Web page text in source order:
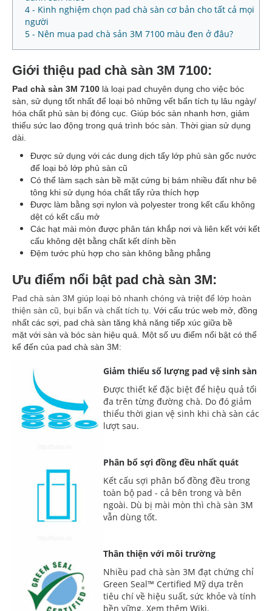
4 - Kinh nghiệm chọn pad chà sàn cơ bản cho tất cả mọi
người
5 - Nên mua pad chà sản 3M 7100 màu đen ở đâu?
Giới thiệu pad chà sàn 3M 7100:
Pad chà sàn 3M 7100 là loại pad chuyên dụng cho việc bóc
sàn, sử dụng tốt nhất để loại bỏ những vết bẩn tích tụ lâu ngày/
hóa chất phủ sàn bị đóng cục. Giúp bóc sàn nhanh hơn, giảm
thiểu sức lao động trong quá trình bóc sàn. Thời gian sử dụng
dài.
Được sử dụng với các dung dịch tẩy lớp phủ sàn gốc nước
để loại bỏ lớp phủ sàn cũ
Có thể làm sạch sàn bề mặt cứng bị bám nhiều đất như bê
tông khi sử dụng hóa chất tẩy rửa thích hợp
Được làm bằng sợi nylon và polyester trong kết cấu không
dệt có kết cấu mở
Các hạt mài mòn được phân tán khắp nơi và liên kết với kết
cấu không dệt bằng chất kết dính bền
Đệm tước phù hợp cho sàn không bằng phẳng
Ưu điểm nổi bật pad chà sàn 3M:
Pad chà sàn 3M giúp loại bỏ nhanh chóng và triệt để lớp hoàn
thiện sàn cũ, bụi bẩn và chất tích tụ. Với cấu trúc web mở, đồng
nhất các sợi, pad chà sàn tăng khả năng tiếp xúc giữa bề
mặt với sàn và bóc sàn hiệu quả. Một số ưu điểm nổi bật có thể
kể đến của pad chà sàn 3M:
Giảm thiểu số lượng pad vệ sinh sàn
Được thiết kế đặc biệt để hiệu quả tối
đa trên từng đường chà. Do đó giảm
thiểu thời gian vệ sinh khi chà sàn các
lượt sau.
Phân bổ sợi đồng đều nhất quát
Kết cấu sợi phân bố đồng đều trong
toàn bộ pad - cả bên trong và bên
ngoài. Dù bị mài mòn thì chà sàn 3M
vẫn dùng tốt.
Thân thiện với môi trường
Nhiều pad chà sàn 3M đạt chứng chỉ
Green Seal™ Certified Mỹ dựa trên
tiêu chí về hiệu suất, sức khỏe và tính
bền vững. Xem thêm Wiki.